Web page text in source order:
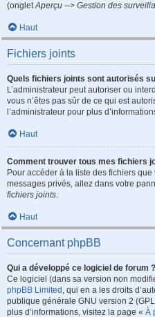
(ongletAperçu --> Gestion des
Haut
Fichiers joints
Quels fichiers joints sont autorisés
L’administrateur peut autoriser ou
vous n’êtes pas sûr de ce qui est
l’administrateur pour plus
Haut
Comment trouver tous mes fichiers
Pour accéder à la liste des fichiers
messages privés, allez dans votre
fichiers joints.
Haut
Concernant phpBB
Qui a développé ce logiciel de forum ?
Ce logiciel (dans sa version non
phpBB Limited , qui en a les droits
publique générale GNU version 2
plus d’informations, visitez la page « À